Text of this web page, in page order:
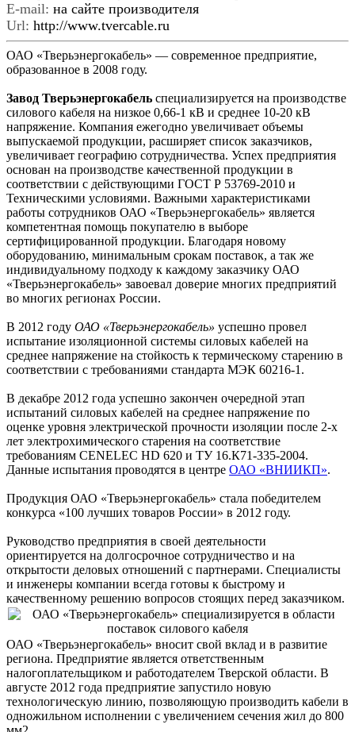
E-mail: на сайте производителя
Url: http://www.tvercable.ru
ОАО «Тверьэнергокабель» — современное предприятие,
образованное в 2008 году.
Завод Тверьэнергокабель специализируется на производстве
силового кабеля на низкое 0,66-1 кВ и среднее 10-20 кВ
напряжение. Компания ежегодно увеличивает объемы
выпускаемой продукции, расширяет список заказчиков,
увеличивает географию сотрудничества. Успех предприятия
основан на производстве качественной продукции в
соответствии с действующими ГОСТ Р 53769-2010 и
Техническими условиями. Важными характеристиками
работы сотрудников ОАО «Тверьэнергокабель» является
компетентная помощь покупателю в выборе
сертифицированной продукции. Благодаря новому
оборудованию, минимальным срокам поставок, а так же
индивидуальному подходу к каждому заказчику ОАО
«Тверьэнергокабель» завоевал доверие многих предприятий
во многих регионах России.
В 2012 году ОАО «Тверьэнергокабель» успешно провел
испытание изоляционной системы силовых кабелей на
среднее напряжение на стойкость к термическому старению в
соответствии с требованиями стандарта МЭК 60216-1.
В декабре 2012 года успешно закончен очередной этап
испытаний силовых кабелей на среднее напряжение по
оценке уровня электрической прочности изоляции после 2-х
лет электрохимического старения на соответствие
требованиям CENELEC HD 620 и ТУ 16.К71-335-2004.
Данные испытания проводятся в центре ОАО «ВНИИКП».
Продукция ОАО «Тверьэнергокабель» стала победителем
конкурса «100 лучших товаров России» в 2012 году.
Руководство предприятия в своей деятельности
ориентируется на долгосрочное сотрудничество и на
открытости деловых отношений с партнерами. Специалисты
и инженеры компании всегда готовы к быстрому и
качественному решению вопросов стоящих перед заказчиком.
ОАО «Тверьэнергокабель» вносит свой вклад и в развитие
региона. Предприятие является ответственным
налогоплательщиком и работодателем Тверской области. В
августе 2012 года предприятие запустило новую
технологическую линию, позволяющую производить кабели в
одножильном исполнении с увеличением сечения жил до 800